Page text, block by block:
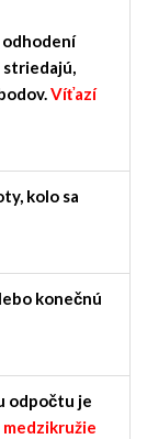
odhodení
striedajú,
Víťazí
kolo sa
konečnú
odpočtu je